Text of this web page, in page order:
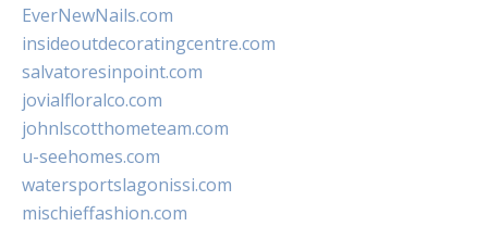
EverNewNails.com
insideoutdecoratingcentre.com
salvatoresinpoint.com
jovialfloralco.com
johnlscotthometeam.com
u-seehomes.com
watersportslagonissi.com
mischieffashion.com